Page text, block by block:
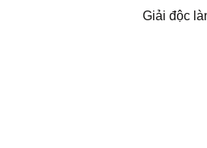
Giải độc